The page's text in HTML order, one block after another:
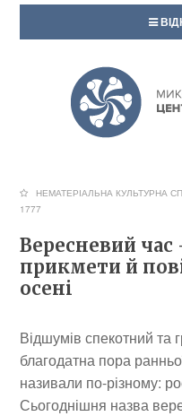
НЕМАТЕРІАЛЬНА КУЛЬТУРНА
1777
Вересневий час
прикмети й
осені
Відшумів спекотний та
благодатна пора
називали по-різному:
Сьогоднішня назва